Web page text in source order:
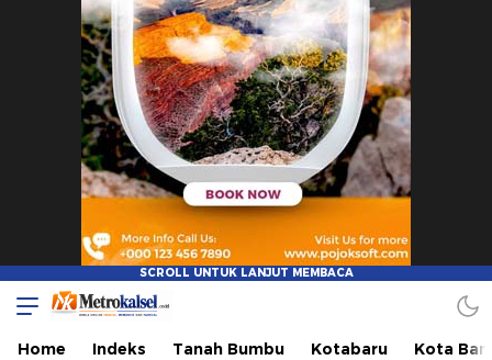
Metro Kalsel
Media Online Terkini, Faktual dan Mendidik
Home Indeks Tanah Bumbu Kotabaru Kota